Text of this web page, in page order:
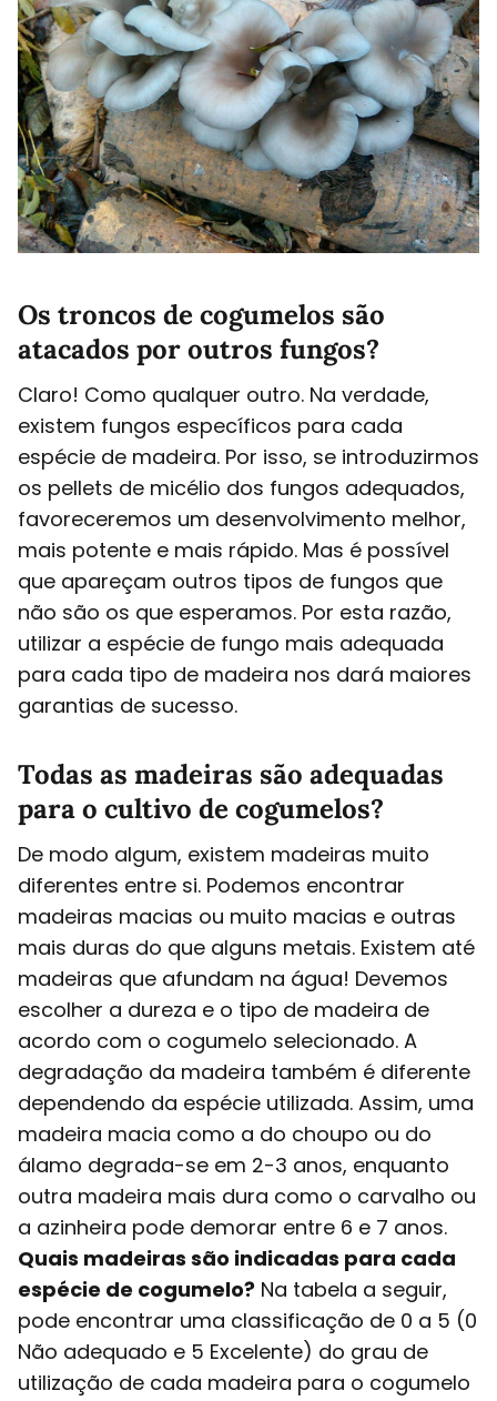
Os troncos de cogumelos são
atacados por outros fungos?
Claro! Como qualquer outro. Na verdade,
existem fungos específicos para cada
espécie de madeira. Por isso, se introduzirmos
os pellets de micélio dos fungos adequados,
favoreceremos um desenvolvimento melhor,
mais potente e mais rápido. Mas é possível
que apareçam outros tipos de fungos que
não são os que esperamos. Por esta razão,
utilizar a espécie de fungo mais adequada
para cada tipo de madeira nos dará maiores
garantias de sucesso.
Todas as madeiras são adequadas
para o cultivo de cogumelos?
De modo algum, existem madeiras muito
diferentes entre si. Podemos encontrar
madeiras macias ou muito macias e outras
mais duras do que alguns metais. Existem até
madeiras que afundam na água! Devemos
escolher a dureza e o tipo de madeira de
acordo com o cogumelo selecionado. A
degradação da madeira também é diferente
dependendo da espécie utilizada. Assim, uma
madeira macia como a do choupo ou do
álamo degrada-se em 2-3 anos, enquanto
outra madeira mais dura como o carvalho ou
a azinheira pode demorar entre 6 e 7 anos.
Quais madeiras são indicadas para cada
espécie de cogumelo? Na tabela a seguir,
pode encontrar uma classificação de 0 a 5 (0
Não adequado e 5 Excelente) do grau de
utilização de cada madeira para o cogumelo